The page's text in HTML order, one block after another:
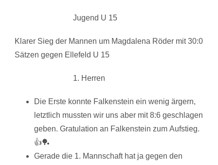
Jugend U 15
Klarer Sieg der Mannen um Magdalena Röder mit 30:0
Sätzen gegen Ellefeld U 15
1. Herren
Die Erste konnte Falkenstein ein wenig ärgern,
letztlich mussten wir uns aber mit 8:6 geschlagen
geben. Gratulation an Falkenstein zum Aufstieg.
👍🏓
Gerade die 1. Mannschaft hat ja gegen den